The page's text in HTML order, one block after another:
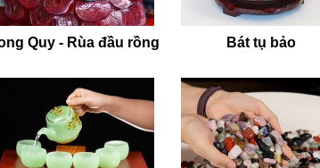
Quy - Rùa đầu rồng Bát tụ bảo